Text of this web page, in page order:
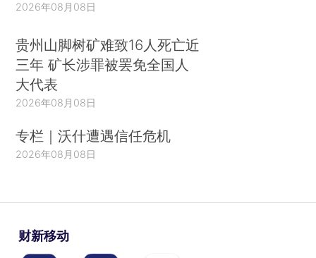
2026年08月08日
贵州山脚树矿难致16人死亡近
三年 矿长涉罪被罢免全国人
大代表
2026年08月08日
专栏｜沃什遭遇信任危机
2026年08月08日
财新移动